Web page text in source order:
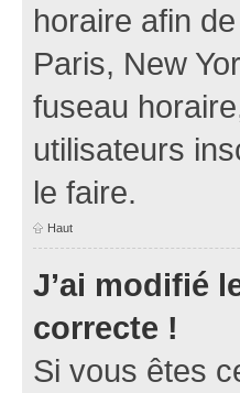
horaire afin
Paris, New
fuseau
utilisateurs
le faire.
Haut
J’ai modifié
correcte !
Si vous êtes